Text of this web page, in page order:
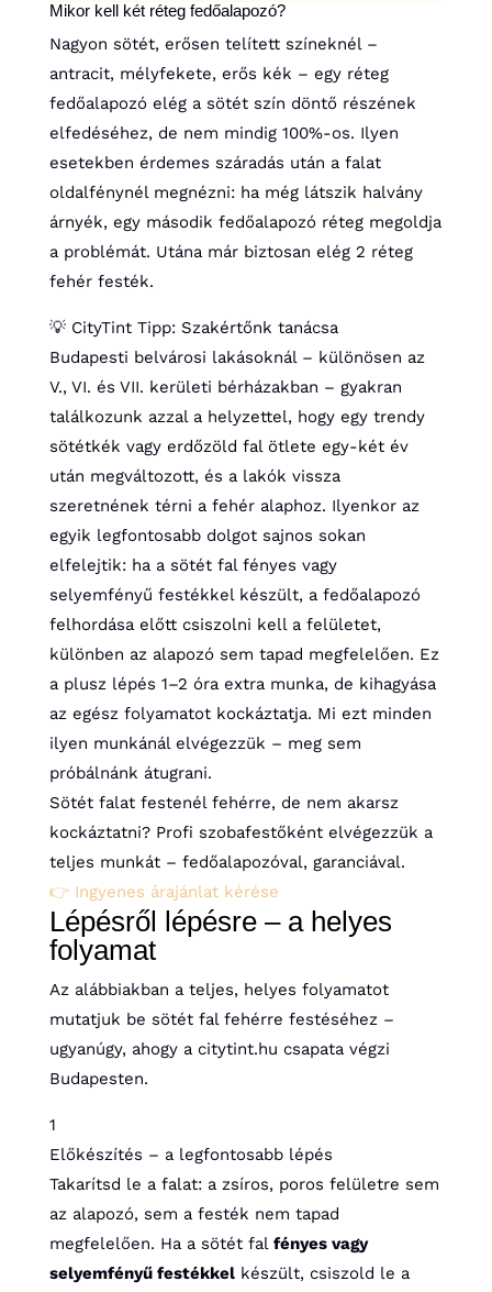
Mikor kell két réteg fedőalapozó?
Nagyon sötét, erősen telített színeknél –
antracit, mélyfekete, erős kék – egy réteg
fedőalapozó elég a sötét szín döntő részének
elfedéséhez, de nem mindig 100%-os. Ilyen
esetekben érdemes száradás után a falat
oldalfénynél megnézni: ha még látszik halvány
árnyék, egy második fedőalapozó réteg megoldja
a problémát. Utána már biztosan elég 2 réteg
fehér festék.
💡 CityTint Tipp: Szakértőnk tanácsa
Budapesti belvárosi lakásoknál – különösen az
V., VI. és VII. kerületi bérházakban – gyakran
találkozunk azzal a helyzettel, hogy egy trendy
sötétkék vagy erdőzöld fal ötlete egy-két év
után megváltozott, és a lakók vissza
szeretnének térni a fehér alaphoz. Ilyenkor az
egyik legfontosabb dolgot sajnos sokan
elfelejtik: ha a sötét fal fényes vagy
selyemfényű festékkel készült, a fedőalapozó
felhordása előtt csiszolni kell a felületet,
különben az alapozó sem tapad megfelelően. Ez
a plusz lépés 1–2 óra extra munka, de kihagyása
az egész folyamatot kockáztatja. Mi ezt minden
ilyen munkánál elvégezzük – meg sem
próbálnánk átugrani.
Sötét falat festenél fehérre, de nem akarsz
kockáztatni? Profi szobafestőként elvégezzük a
teljes munkát – fedőalapozóval, garanciával.
👉 Ingyenes árajánlat kérése
Lépésről lépésre – a helyes
folyamat
Az alábbiakban a teljes, helyes folyamatot
mutatjuk be sötét fal fehérre festéséhez –
ugyanúgy, ahogy a citytint.hu csapata végzi
Budapesten.
1
Előkészítés – a legfontosabb lépés
Takarítsd le a falat: a zsíros, poros felületre sem
az alapozó, sem a festék nem tapad
megfelelően. Ha a sötét fal fényes vagy
selyemfényű festékkelkészült, csiszold le a